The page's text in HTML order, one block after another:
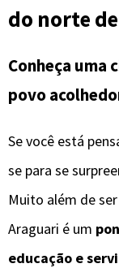
do norte
Conheça uma
povo
Se você está
se para se
Muito além de
Araguari é um
educação e